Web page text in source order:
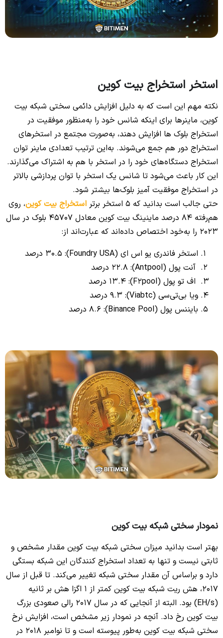
استخر استخراج بیت‌ کوین
نکته مهم این است که به دلیل افزایش دائمی سختی شبکه بیت
کوین، ماینرها برای اینکه شانس خود را به‌منظور موفقیت در
استخراج بلوک‌ ها افزایش دهند، به‌صورت مجتمع در استخرهای
استخراج دور هم جمع می‌شوند. به‌این ترتیب تعدادی ماینر توان
استخراج دستگاه‌های خود را در استخر با هم به اشتراک می‌گذارند.
این کار باعث می‌شود تا شانس یک استخر با توان پردازشی بالاتر
در استخراج موفقیت آمیز بلوک‌ها بیشتر شود.
حتی جالب است بدانید که 5 استخر برتر
استخراج بیت‌ کوین، روی‌
هم‌رفته 84 درصد ماینینگ بیت کوین معادل 45707 بلوک در سال
2023 را به‌خود اختصاص داده‌اند که عبارت‌اند از:
استخر فاندری یو اس ای (Foundry USA): 30.5 درصد
آنت پول (Antpool): 22.8 درصد
اف تو پول (F2pool): 13.4 درصد
ویا بی‌تی‌سی (Viabtc): 9.3 درصد
بایننس پول (Binance Pool): 8.6 درصد
نمودار سختی شبکه بیت کوین
بهتر است بدانید میزان سختی شبکه بیت کوین مقدار مشخص و
ثابتی نیست و تنها به تعداد استخراج کنندگان این شبکه بستگی
دارد و براساس آن مقدار سختی شبکه تغییر می‌کند. تا قبل از سال
2017، هش ریت شبکه بیت کوین کمتر از 1 اگزا هش بر ثانیه
(EH/s) بود. البته از آنجایی که در سال 2017 رالی صعودی بزرگ
بیت‌ کوین رخ داد. آنچه در نمودار زیر مشخص است، افزایش نرخ
سختی شبکه بیت کوین به‌طور پیوسته است و تا نوامبر 2018 در